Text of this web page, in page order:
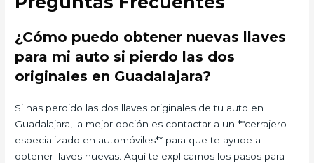
¿Cómo puedo obtener nuevas llaves
para mi auto si pierdo las dos
originales en Guadalajara?
Si has perdido las dos llaves originales de tu auto en
Guadalajara, la mejor opción es contactar a un **cerrajero
especializado en automóviles** para que te ayude a
obtener llaves nuevas. Aquí te explicamos los pasos para